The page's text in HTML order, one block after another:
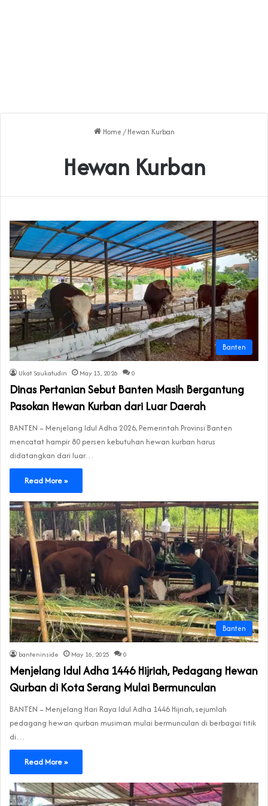
Home / Hewan Kurban
Hewan Kurban
Banten
Ukat Saukatudin May 13, 2026 0
Dinas Pertanian Sebut Banten Masih Bergantung
Pasokan Hewan Kurban dari Luar Daerah
BANTEN – Menjelang Idul Adha 2026, Pemerintah Provinsi Banten
mencatat hampir 80 persen kebutuhan hewan kurban harus
didatangkan dari luar…
Read More »
Banten
banteninside May 16, 2025 0
Menjelang Idul Adha 1446 Hijriah, Pedagang Hewan
Qurban di Kota Serang Mulai Bermunculan
BANTEN – Menjelang Hari Raya Idul Adha 1446 Hijriah, sejumlah
pedagang hewan qurban musiman mulai bermunculan di berbagai titik
di…
Read More »